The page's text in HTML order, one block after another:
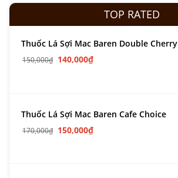
TOP RATED
Thuốc Lá Sợi Mac Baren Double Cherry
150,000₫ 140,000₫
Thuốc Lá Sợi Mac Baren Cafe Choice
170,000₫ 150,000₫